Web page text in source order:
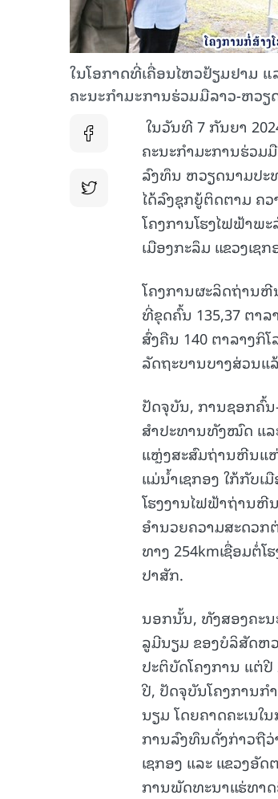
ໃນໂອກາດທີ່ເຄື່ອນໄຫວຢ້ຽມຢາມ
ຄະ​ນະ​ກຳ​ມະ​ການຮ່ວ​ມມືລາວ-ຫວ
ໃນວັນທີ 7 ກັນຍາ
ຄະນະກຳມະການຮ່ວ
ລົງທຶນ ຫວຽດນາມປະ
ໄດ້ລົງຊຸກຍູ້ຕິດຕາມ ຄ
ໂຄງການໂຮງໄຟຟ້າພ
ເມືອງກະລຶມ ແຂວງເຊກ
ໂຄງການຜະລິດຖ່ານຫີ
ທີ່ຂຸດຄົ້ນ 135,37 ຕາ
ສົ່ງຄືນ 140 ຕາລາງກິ
ລັດຖະບານບາງສ່ວນແ
ປັດຈຸບັນ, ການຊອກຄົ້ນ
ສຳປະທານທັງໝົດ ແລ
ແຫຼ່ງສະສົມຖ່ານຫີນແ
ແມ່ນໍ້າເຊກອງ ໃກ້ກັບເ
ໂຮງງານໄຟຟ້າຖ່ານຫີ
ອໍານວຍຄວາມສະດວກ
ທາງ 254kmເຊື່ອມຕໍ່
ປາສັກ.
ນອກນັ້ນ, ທັງສອງຄະນ
ລູມີນຽມ ຂອງບໍລິສັດຫວ
ປະຕິບັດໂຄງການ ແຕ່ປີ
ປີ, ປັດຈຸບັນໂຄງການກ
ນຽມ ໂດຍຄາດຄະເນໃ
ການລົງທຶນດັ່ງກ່າວຖືວ່
ເຊກອງ ແລະ ແຂວງອັ
ການພັດທະນາແຮ່ທາ